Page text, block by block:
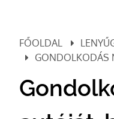
FŐOLDAL
GONDOLKODÁS